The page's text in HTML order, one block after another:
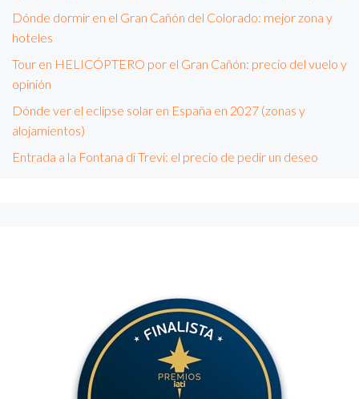
Dónde dormir en el Gran Cañón del Colorado: mejor zona y
hoteles
Tour en HELICÓPTERO por el Gran Cañón: precio del vuelo y
opinión
Dónde ver el eclipse solar en España en 2027 (zonas y
alojamientos)
Entrada a la Fontana di Trevi: el precio de pedir un deseo